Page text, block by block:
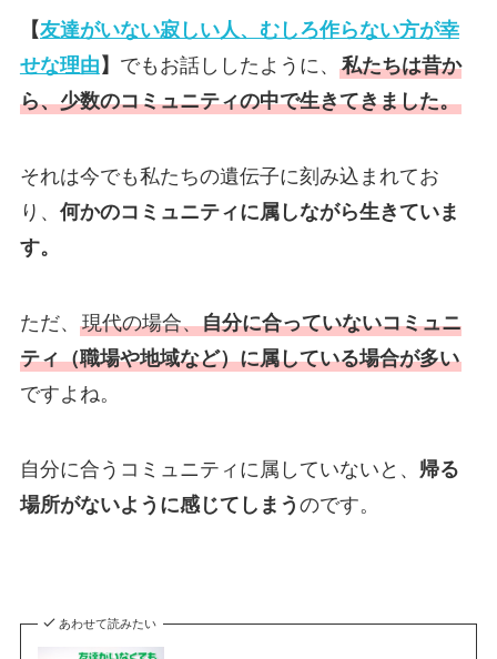
【友達がいない寂しい人、むしろ作らない方が幸
せな理由 】 でもお話ししたように、 私たちは昔か
ら、少数のコミュニティの中で生きてきました。
それは今でも私たちの遺伝子に刻み込まれてお
り、 何かのコミュニティに属しながら生きていま
す。
ただ、 現代の場合、自分に合っていないコミュニ
ティ（職場や地域など）に属している場合が多い
ですよね。
自分に合うコミュニティに属していないと、 帰る
場所がないように感じてしまう のです。
あわせて読みたい